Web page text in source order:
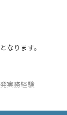
なります。
実務経験